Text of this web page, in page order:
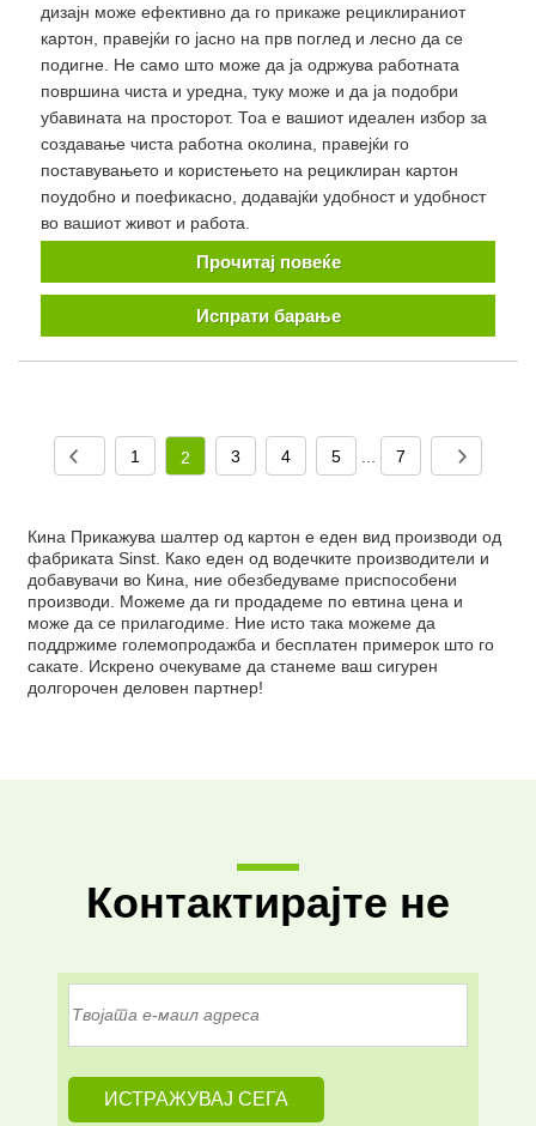
дизајн може ефективно да го прикаже рециклираниот
картон, правејќи го јасно на прв поглед и лесно да се
подигне. Не само што може да ја одржува работната
површина чиста и уредна, туку може и да ја подобри
убавината на просторот. Тоа е вашиот идеален избор за
создавање чиста работна околина, правејќи го
поставувањето и користењето на рециклиран картон
поудобно и поефикасно, додавајќи удобност и удобност
во вашиот живот и работа.
Прочитај повеќе
Испрати барање
1 2 3 4 5 7
Кина Прикажува шалтер од картон е еден вид производи од
фабриката Sinst. Како еден од водечките производители и
добавувачи во Кина, ние обезбедуваме приспособени
производи. Можеме да ги продадеме по евтина цена и
може да се прилагодиме. Ние исто така можеме да
поддржиме големопродажба и бесплатен примерок што го
сакате. Искрено очекуваме да станеме ваш сигурен
долгорочен деловен партнер!
Контактирајте не